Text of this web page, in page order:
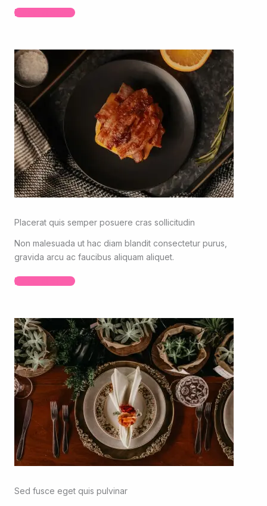
Read More
Placerat quis semper posuere cras sollicitudin
Non malesuada ut hac diam blandit consectetur purus,
gravida arcu ac faucibus aliquam aliquet.
Read More
Sed fusce eget quis pulvinar